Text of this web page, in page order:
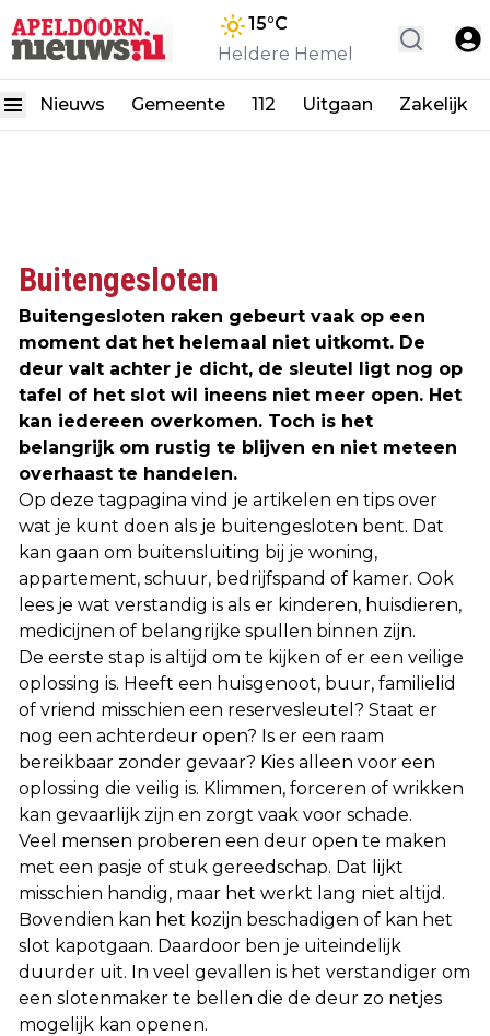
15°C
Heldere Hemel
Nieuws Gemeente 112 Uitgaan Zakelijk
Buitengesloten
Buitengesloten raken gebeurt vaak op een
moment dat het helemaal niet uitkomt. De
deur valt achter je dicht, de sleutel ligt nog op
tafel of het slot wil ineens niet meer open. Het
kan iedereen overkomen. Toch is het
belangrijk om rustig te blijven en niet meteen
overhaast te handelen.
Op deze tagpagina vind je artikelen en tips over
wat je kunt doen als je buitengesloten bent. Dat
kan gaan om buitensluiting bij je woning,
appartement, schuur, bedrijfspand of kamer. Ook
lees je wat verstandig is als er kinderen, huisdieren,
medicijnen of belangrijke spullen binnen zijn.
De eerste stap is altijd om te kijken of er een veilige
oplossing is. Heeft een huisgenoot, buur, familielid
of vriend misschien een reservesleutel? Staat er
nog een achterdeur open? Is er een raam
bereikbaar zonder gevaar? Kies alleen voor een
oplossing die veilig is. Klimmen, forceren of wrikken
kan gevaarlijk zijn en zorgt vaak voor schade.
Veel mensen proberen een deur open te maken
met een pasje of stuk gereedschap. Dat lijkt
misschien handig, maar het werkt lang niet altijd.
Bovendien kan het kozijn beschadigen of kan het
slot kapotgaan. Daardoor ben je uiteindelijk
duurder uit. In veel gevallen is het verstandiger om
een slotenmaker te bellen die de deur zo netjes
mogelijk kan openen.